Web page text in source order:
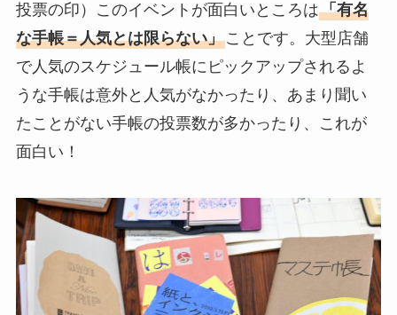
投票の印）このイベントが面白いところは「有名
な手帳＝人気とは限らない」ことです。大型店舗
で人気のスケジュール帳にピックアップされるよ
うな手帳は意外と人気がなかったり、あまり聞い
たことがない手帳の投票数が多かったり、これが
面白い！